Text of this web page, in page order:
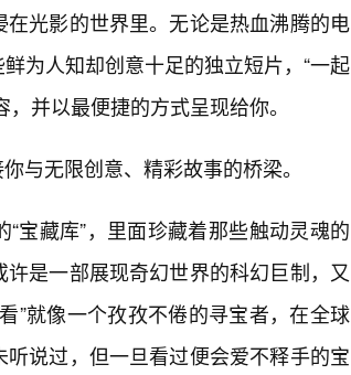
光影的世界里。无论是热血沸腾的电
为人知却创意十足的独立短片，“一起
并以最便捷的方式呈现给你。
与无限创意、精彩故事的桥梁。
宝藏库”，里面珍藏着那些触动灵魂的
是一部展现奇幻世界的科幻巨制，又
”就像一个孜孜不倦的寻宝者，在全球
说过，但一旦看过便会爱不释手的宝